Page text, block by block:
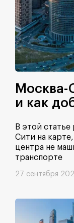
Москва-
и как
В этой
Сити на
центра не
транспорте
27 сентября